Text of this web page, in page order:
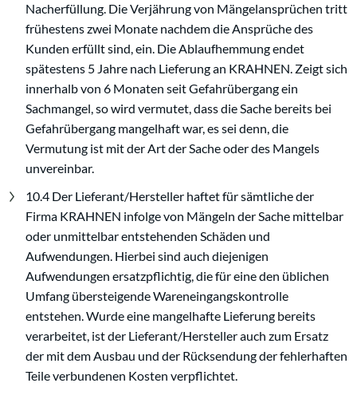
Nacherfüllung. Die Verjährung von Mängelansprüchen tritt
frühestens zwei Monate nachdem die Ansprüche des
Kunden erfüllt sind, ein. Die Ablaufhemmung endet
spätestens 5 Jahre nach Lieferung an KRAHNEN. Zeigt sich
innerhalb von 6 Monaten seit Gefahrübergang ein
Sachmangel, so wird vermutet, dass die Sache bereits bei
Gefahrübergang mangelhaft war, es sei denn, die
Vermutung ist mit der Art der Sache oder des Mangels
unvereinbar.
10.4 Der Lieferant/Hersteller haftet für sämtliche der
Firma KRAHNEN infolge von Mängeln der Sache mittelbar
oder unmittelbar entstehenden Schäden und
Aufwendungen. Hierbei sind auch diejenigen
Aufwendungen ersatzpflichtig, die für eine den üblichen
Umfang übersteigende Wareneingangskontrolle
entstehen. Wurde eine mangelhafte Lieferung bereits
verarbeitet, ist der Lieferant/Hersteller auch zum Ersatz
der mit dem Ausbau und der Rücksendung der fehlerhaften
Teile verbundenen Kosten verpflichtet.